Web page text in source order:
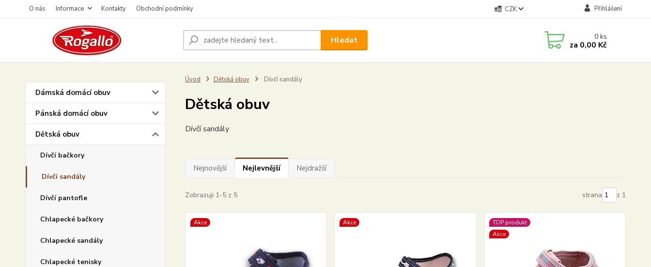
O nás Informace Kontakty Obchodní podmínky CZK Přihlášení
Hledat 0ks
za 0,00 Kč
Dámská domácí obuv
Pánská domácí obuv
Dětská obuv
Dívčí bačkory
Dívčí sandály
Dívčí pantofle
Chlapecké bačkory
Chlapecké sandály
Chlapecké tenisky
Úvod Dětská obuv Dívčí sandály
Dětská obuv
Dívčí sandály
Nejnovější Nejlevnější Nejdražší
Zobrazuji 1-5 z 5 strana z 1
Akce Akce
TOP produkt
Akce